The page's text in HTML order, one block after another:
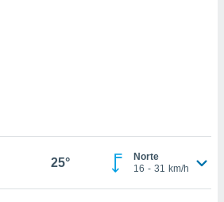
25°
Norte
16 - 31 km/h